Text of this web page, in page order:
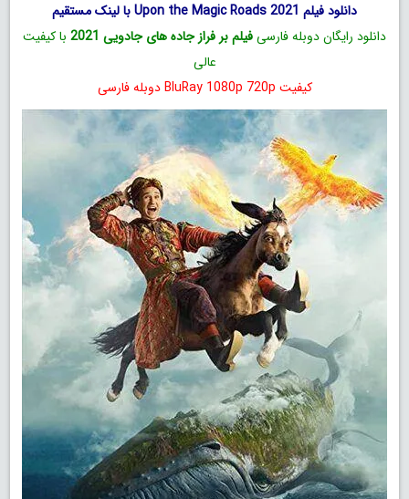
دانلود فیلم Upon the Magic Roads 2021 با لینک مستقیم
دانلود رایگان دوبله فارسیفیلم بر فراز جاده های جادویی 2021
با کیفیت
عالی
کیفیت BluRay 1080p 720p دوبله فارسی